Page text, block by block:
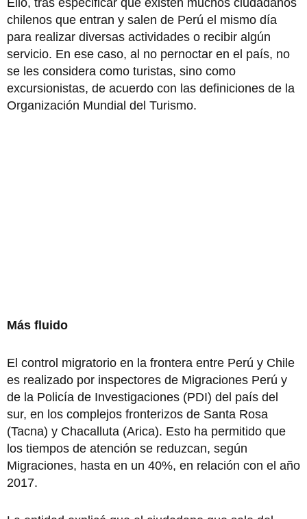
chilenos que entran y salen de Perú el mismo día
para realizar diversas actividades o recibir algún
servicio. En ese caso, al no pernoctar en el país, no
se les considera como turistas, sino como
excursionistas, de acuerdo con las definiciones de la
Organización Mundial del Turismo.
Más fluido
El control migratorio en la frontera entre Perú y Chile
es realizado por inspectores de Migraciones Perú y
de la Policía de Investigaciones (PDI) del país del
sur, en los complejos fronterizos de Santa Rosa
(Tacna) y Chacalluta (Arica). Esto ha permitido que
los tiempos de atención se reduzcan, según
Migraciones, hasta en un 40%, en relación con el año
2017.